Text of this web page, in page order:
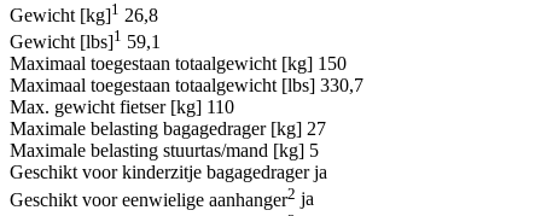
Gewicht [kg]1 26,8
Gewicht [lbs]1 59,1
Maximaal toegestaan totaalgewicht [kg] 150
Maximaal toegestaan totaalgewicht [lbs] 330,7
Max. gewicht fietser [kg] 110
Maximale belasting bagagedrager [kg] 27
Maximale belasting stuurtas/mand [kg] 5
Geschikt voor kinderzitje bagagedrager ja
Geschikt voor eenwielige aanhanger2 ja